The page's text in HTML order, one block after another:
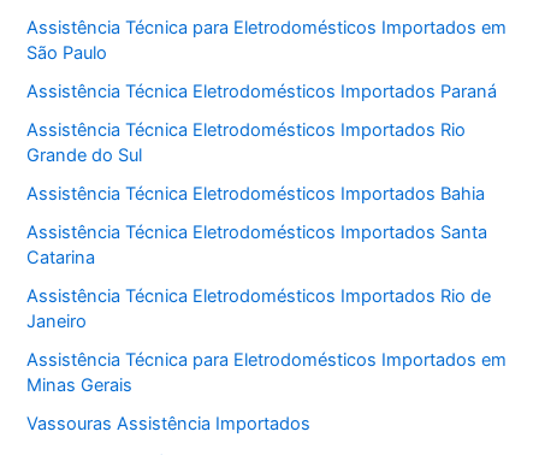
Assistência Técnica para Eletrodomésticos Importados em
São Paulo
Assistência Técnica Eletrodomésticos Importados Paraná
Assistência Técnica Eletrodomésticos Importados Rio
Grande do Sul
Assistência Técnica Eletrodomésticos Importados Bahia
Assistência Técnica Eletrodomésticos Importados Santa
Catarina
Assistência Técnica Eletrodomésticos Importados Rio de
Janeiro
Assistência Técnica para Eletrodomésticos Importados em
Minas Gerais
Vassouras Assistência Importados